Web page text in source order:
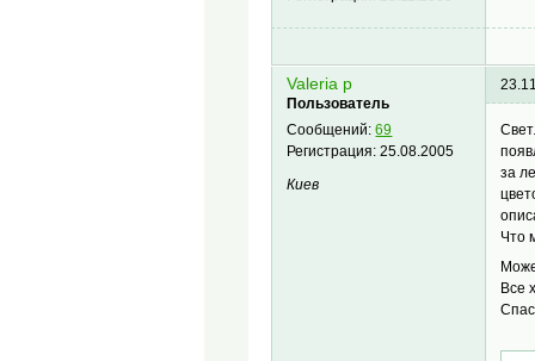
Valeria p
Пользователь
Сообщений:69
Регистрация:25.08.2005
Киев
за
Что
Все